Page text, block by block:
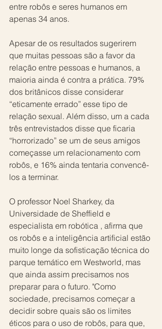
entre robôs e seres humanos em
apenas 34 anos.
Apesar de os resultados sugerirem
que muitas pessoas são a favor da
relação entre pessoas e humanos, a
maioria ainda é contra a prática. 79%
dos britânicos disse considerar
“eticamente errado” esse tipo de
relação sexual. Além disso, um a cada
três entrevistados disse que ficaria
“horrorizado” se um de seus amigos
começasse um relacionamento com
robôs, e 16% ainda tentaria convencê-
los a terminar.
O professor Noel Sharkey, da
Universidade de Sheffield e
especialista em robótica , afirma que
os robôs e a inteligência artificial estão
muito longe da sofisticação técnica do
parque temático em Westworld, mas
que ainda assim precisamos nos
preparar para o futuro. "Como
sociedade, precisamos começar a
decidir sobre quais são os limites
éticos para o uso de robôs, para que,